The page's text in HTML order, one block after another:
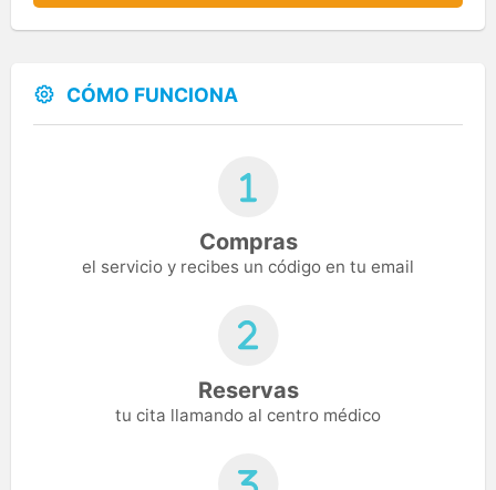
CÓMO FUNCIONA
Compras
el servicio y recibes un código en tu email
Reservas
tu cita llamando al centro médico